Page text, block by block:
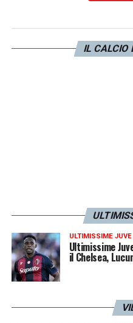
IL CALCIO
ULTIMISSIME JUVE
Ultimissime
il Chelsea,